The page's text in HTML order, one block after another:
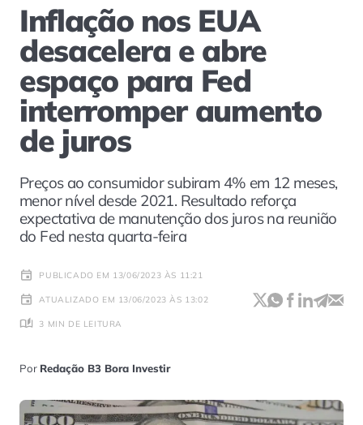
Inflação nos EUA
desacelera e abre
espaço para Fed
interromper aumento
de juros
Preços ao consumidor subiram 4% em 12 meses,
menor nível desde 2021. Resultado reforça
expectativa de manutenção dos juros na reunião
do Fed nesta quarta-feira
PUBLICADO EM 13/06/2023 ÀS 11:21
ATUALIZADO EM 13/06/2023 ÀS 13:02
3 MIN DE LEITURA
Por Redação B3 Bora Investir